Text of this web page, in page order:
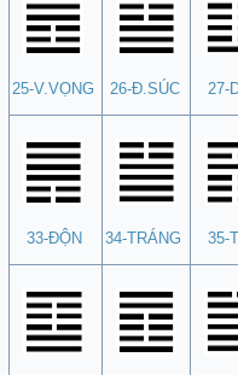
25-V.VỌNG 26-Đ.SÚC 27-
33-ĐỘN 34-TRÁNG 35-